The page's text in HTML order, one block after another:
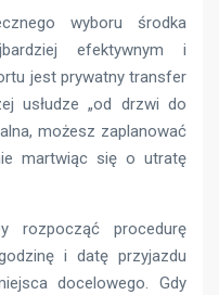
wyboru środka
efektywnym i
jest prywatny transfer
usłudze „od drzwi do
możesz zaplanować
martwiąc się o utratę
rozpocząć procedurę
i datę przyjazdu
docelowego. Gdy